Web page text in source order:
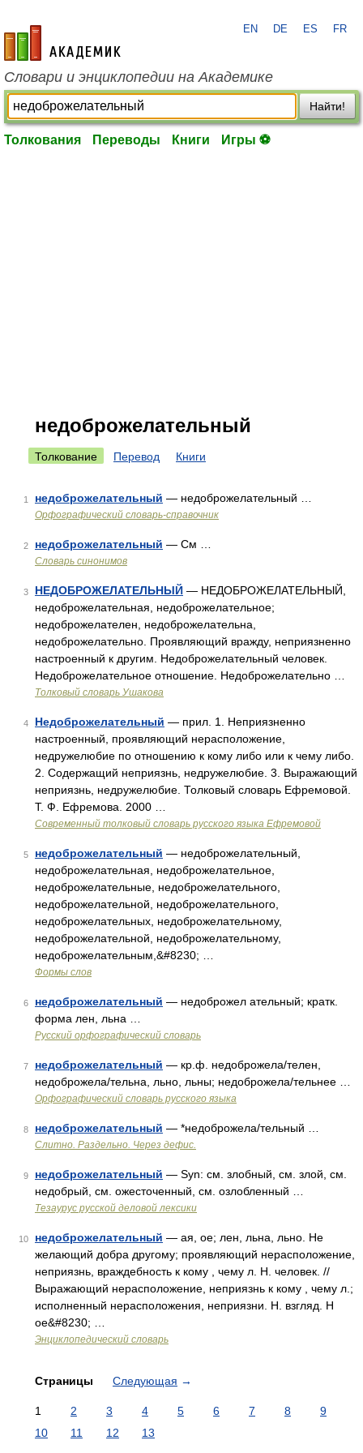
academic.ru
EN DE ES FR
Словари и энциклопедии на Академике
Найти!
Толкования Переводы Книги Игры ⚽
недоброжелательный
Толкование Перевод Книги
1 недоброжелательный — недоброжелательный …
Орфографический словарь-справочник
2 недоброжелательный — См …
Словарь синонимов
3 НЕДОБРОЖЕЛАТЕЛЬНЫЙ — НЕДОБРОЖЕЛАТЕЛЬНЫЙ,
недоброжелательная, недоброжелательное;
недоброжелателен, недоброжелательна,
недоброжелательно. Проявляющий вражду, неприязненно
настроенный к другим. Недоброжелательный человек.
Недоброжелательное отношение. Недоброжелательно …
Толковый словарь Ушакова
4 Недоброжелательный — прил. 1. Неприязненно
настроенный, проявляющий нерасположение,
недружелюбие по отношению к кому либо или к чему либо.
2. Содержащий неприязнь, недружелюбие. 3. Выражающий
неприязнь, недружелюбие. Толковый словарь Ефремовой.
Т. Ф. Ефремова. 2000 …
Современный толковый словарь русского языка Ефремовой
5 недоброжелательный — недоброжелательный,
недоброжелательная, недоброжелательное,
недоброжелательные, недоброжелательного,
недоброжелательной, недоброжелательного,
недоброжелательных, недоброжелательному,
недоброжелательной, недоброжелательному,
недоброжелательным,&#8230; …
Формы слов
6 недоброжелательный — недоброжел ательный; кратк.
форма лен, льна …
Русский орфографический словарь
7 недоброжелательный — кр.ф. недоброжела/телен,
недоброжела/тельна, льно, льны; недоброжела/тельнее …
Орфографический словарь русского языка
8 недоброжелательный — *недоброжела/тельный …
Слитно. Раздельно. Через дефис.
9 недоброжелательный — Syn: см. злобный, см. злой, см.
недобрый, см. ожесточенный, см. озлобленный …
Тезаурус русской деловой лексики
10 недоброжелательный — ая, ое; лен, льна, льно. Не
желающий добра другому; проявляющий нерасположение,
неприязнь, враждебность к кому , чему л. Н. человек. //
Выражающий нерасположение, неприязнь к кому , чему л.;
исполненный нерасположения, неприязни. Н. взгляд. Н
ое&#8230; …
Энциклопедический словарь
Страницы Следующая →
1 2 3 4 5 6 7 8
9
10
11 12 13